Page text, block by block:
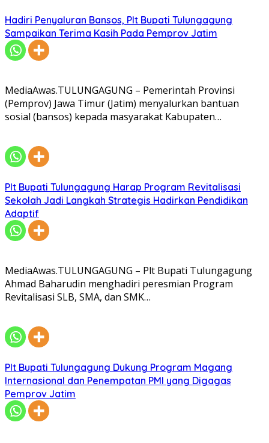
Hadiri Penyaluran Bansos, Plt Bupati Tulungagung
Sampaikan Terima Kasih Pada Pemprov Jatim
MediaAwas.TULUNGAGUNG – Pemerintah Provinsi
(Pemprov) Jawa Timur (Jatim) menyalurkan bantuan
sosial (bansos) kepada masyarakat Kabupaten…
Plt Bupati Tulungagung Harap Program Revitalisasi
Sekolah Jadi Langkah Strategis Hadirkan Pendidikan
Adaptif
MediaAwas.TULUNGAGUNG – Plt Bupati Tulungagung
Ahmad Baharudin menghadiri peresmian Program
Revitalisasi SLB, SMA, dan SMK…
Plt Bupati Tulungagung Dukung Program Magang
Internasional dan Penempatan PMI yang Digagas
Pemprov Jatim